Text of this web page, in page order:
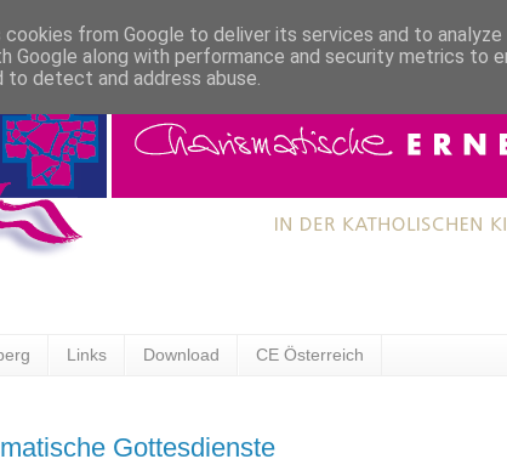
Links Download CE Österreich
Gottesdienste
cookies from Google to deliver its services and to
Google along with performance and security metrics to
to detect and address abuse.